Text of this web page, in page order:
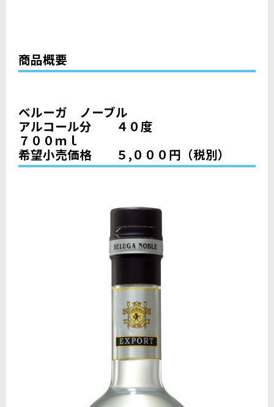
商品概要
ベルーガ ノーブル
アルコール分 ４０度
７００ｍｌ
希望小売価格 ５,０００円（税別）